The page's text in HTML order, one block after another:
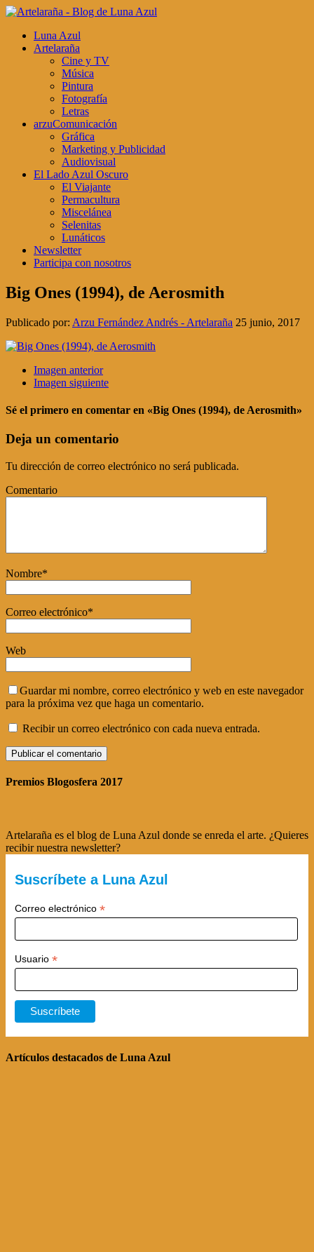
Luna Azul
Artelaraña
Cine y TV
Música
Pintura
Fotografía
Letras
arzuComunicación
Gráfica
Marketing y Publicidad
Audiovisual
El Lado Azul Oscuro
El Viajante
Permacultura
Miscelánea
Selenitas
Lunáticos
Newsletter
Participa con nosotros
Big Ones (1994), de Aerosmith
Publicado por: Arzu Fernández Andrés - Artelaraña 25 junio, 2017
Imagen anterior
Imagen siguiente
Sé el primero en comentar en «Big Ones (1994), de Aerosmith»
Deja un comentario
Tu dirección de correo electrónico no será publicada.
Comentario
Nombre*
Correo electrónico*
Web
Guardar mi nombre, correo electrónico y web en este navegador
para la próxima vez que haga un comentario.
Recibir un correo electrónico con cada nueva entrada.
Premios Blogosfera 2017
Artelaraña es el blog de Luna Azul donde se enreda el arte. ¿Quieres
recibir nuestra newsletter?
Suscríbete a Luna Azul
Correo electrónico *
Usuario *
Artículos destacados de Luna Azul